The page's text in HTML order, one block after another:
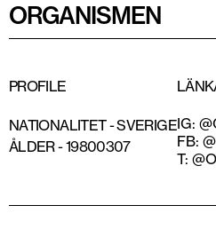
ORGANISMEN
PROFILE
NATIONALITET -SVERIGE
ÅLDER -19800307
IG:
FB:
T: